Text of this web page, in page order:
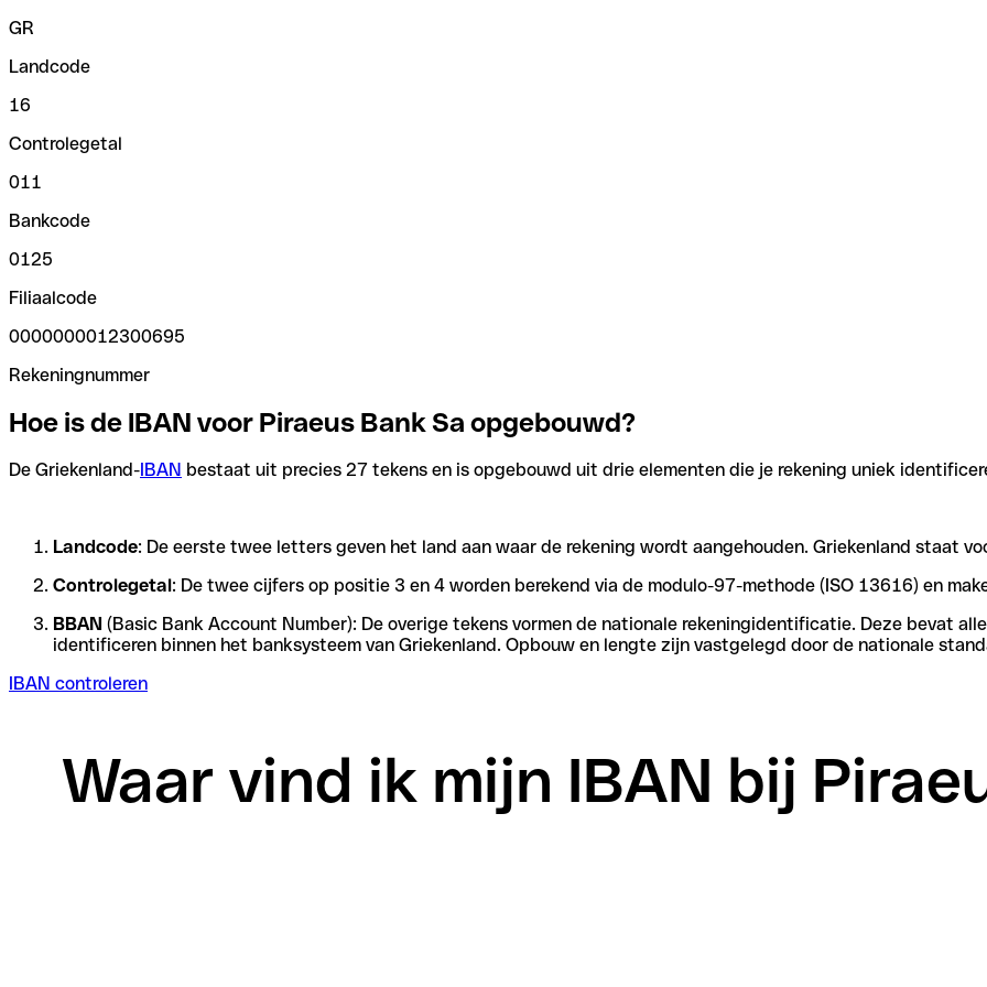
GR
Landcode
16
Controlegetal
011
Bankcode
0125
Filiaalcode
0000000012300695
Rekeningnummer
Hoe is de IBAN voor Piraeus Bank Sa opgebouwd?
De Griekenland-IBAN bestaat uit precies 27 tekens en is opgebouwd uit drie elementen die je rekening uniek
Landcode: De eerste twee letters geven het land aan waar de rekening wordt aangehouden. Griekenland staat
Controlegetal: De twee cijfers op positie 3 en 4 worden berekend via de modulo-97-methode (ISO 13616) en
BBAN (Basic Bank Account Number): De overige tekens vormen de nationale rekeningidentificatie. Deze bevat
identificeren binnen het banksysteem van Griekenland. Opbouw en lengte zijn vastgelegd door de nationale
IBAN controleren
Waar vind ik mijn IBAN bij